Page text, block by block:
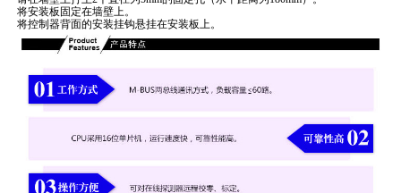
将安装板固定在墙壁上。
将控制器背面的安装挂钩悬挂在安装板上。